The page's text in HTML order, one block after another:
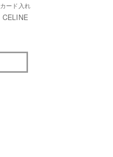
カード入れ
CELINE